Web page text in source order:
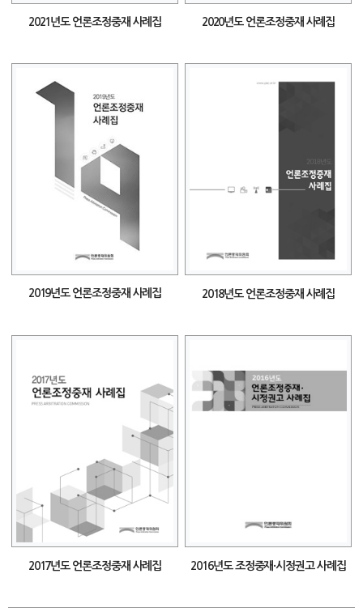
2021년도 언론조정중재 사례집 2020년도 언론조정중재 사례집
2019년도 언론조정중재 사례집 2018년도 언론조정중재 사례집
2017년도 언론조정중재 사례집 2016년도 조정중재·시정권고 사례집